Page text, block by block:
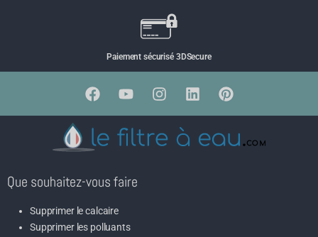
Paiement sécurisé 3DSecure
Que souhaitez-vous faire
Supprimer le calcaire
Supprimer les polluants